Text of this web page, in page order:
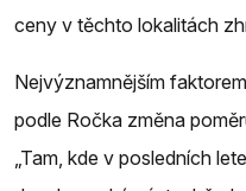
ceny v těchto lokalitách
Nejvýznamnějším
podle Ročka změna
„Tam, kde v posledních